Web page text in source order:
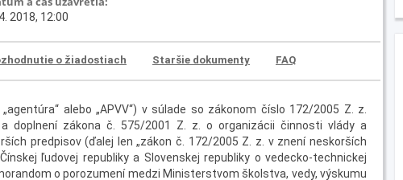
2018, 12:00
o žiadostiach Staršie dokumenty FAQ
alebo „APVV“) v súlade so zákonom číslo 172/2005 Z. z.
doplnení zákona č. 575/2001 Z. z. o organizácii činnosti vlády a
predpisov (ďalej len „zákon č. 172/2005 Z. z. v znení neskorších
ľudovej republiky a Slovenskej republiky o vedecko-technickej
o porozumení medzi Ministerstvom školstva, vedy, výskumu